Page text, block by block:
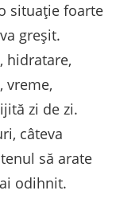
situație foarte
greșit.
hidratare,
vreme,
zi de zi.
câteva
să arate
odihnit.